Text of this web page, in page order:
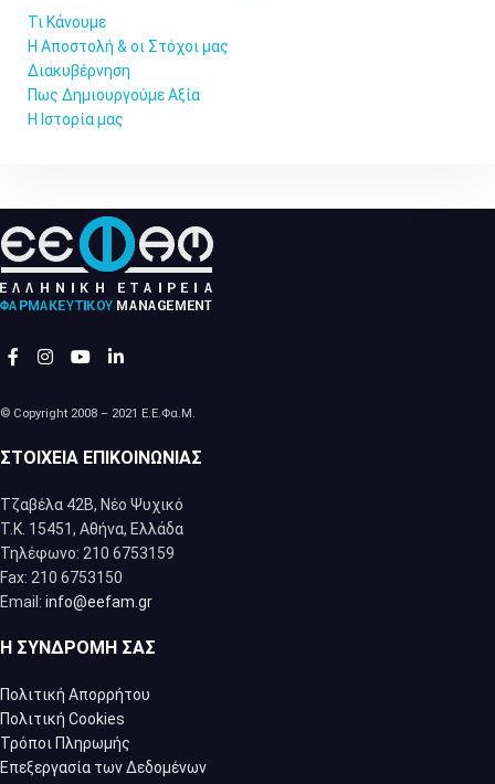
Τι Κάνουμε
Η Αποστολή & οι Στόχοι μας
Διακυβέρνηση
Πως Δημιουργούμε Αξία
Η Ιστορία μας
© Copyright 2008 – 2021 Ε.Ε.Φα.Μ.
ΣΤΟΙΧΕΊΑ ΕΠΙΚΟΙΝΩΝΊΑΣ
Τζαβέλα 42Β, Νέο Ψυχικό
Τ.Κ. 15451, Αθήνα, Eλλάδα
Τηλέφωνο: 210 6753159
Fax: 210 6753150
Email: info@eefam.gr
Η ΣΥΝΔΡΟΜΉ ΣΑΣ
Πολιτική Απορρήτου
Πολιτική Cookies
Τρόποι Πληρωμής
Επεξεργασία των Δεδομένων